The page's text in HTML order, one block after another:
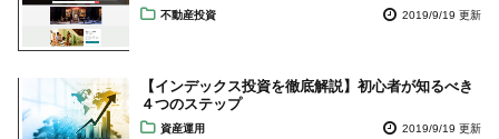
不動産投資 2019/9/19 更新
【インデックス投資を徹底解説】初心者が知るべき
４つのステップ
資産運用 2019/9/19 更新